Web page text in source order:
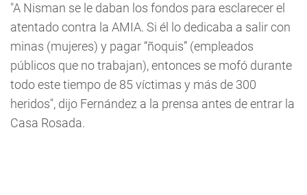
"A Nisman se le daban los fondos para esclarecer el
atentado contra la AMIA. Si él lo dedicaba a salir con
minas (mujeres) y pagar “ñoquis” (empleados
públicos que no trabajan), entonces se mofó durante
todo este tiempo de 85 víctimas y más de 300
heridos", dijo Fernández a la prensa antes de entrar la
Casa Rosada.